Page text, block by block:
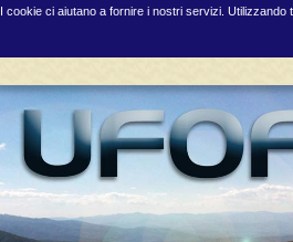
I cookie ci aiutano a fornire i nostri servizi.